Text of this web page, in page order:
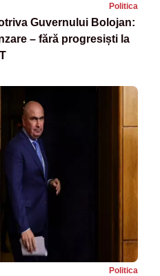
Politica
Guvernului Bolojan:
– fără progresiști la
Politica